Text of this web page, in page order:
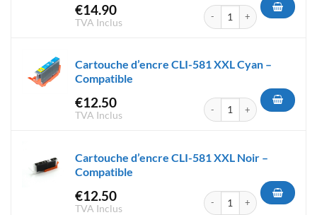
€14.90
TVA Inclus
quantité de Cartouche
Cartouche d’encre CLI-581 XXL Cyan –
Compatible
€12.50
TVA Inclus
quantité de Cartouche
Cartouche d’encre CLI-581 XXL Noir –
Compatible
€12.50
TVA Inclus
quantité de Cartouche